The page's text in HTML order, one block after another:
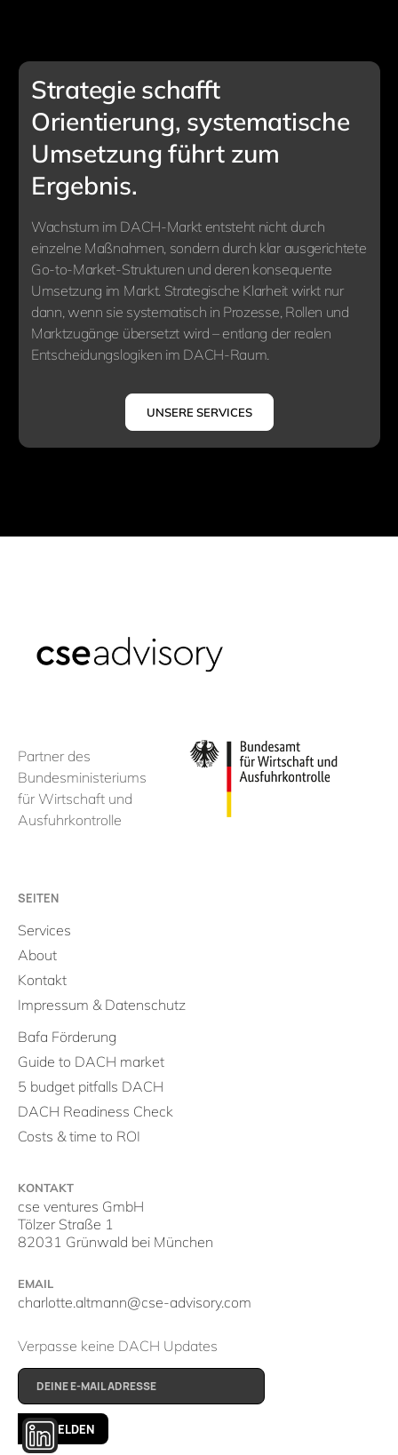
Strategie schafft
Orientierung, systematische
Umsetzung führt zum
Ergebnis.
Wachstum im DACH-Markt entsteht nicht durch
einzelne Maßnahmen, sondern durch klar ausgerichtete
Go-to-Market-Strukturen und deren konsequente
Umsetzung im Markt. Strategische Klarheit wirkt nur
dann, wenn sie systematisch in Prozesse, Rollen und
Marktzugänge übersetzt wird – entlang der realen
Entscheidungslogiken im DACH-Raum.
UNSERE SERVICES
Partner des
Bundesministeriums
für Wirtschaft und
Ausfuhrkontrolle
SEITEN
Services
About
Kontakt
Impressum & Datenschutz
Bafa Förderung
Guide to DACH market
5 budget pitfalls DACH
DACH Readiness Check
Costs & time to ROI
KONTAKT
cse ventures GmbH
Tölzer Straße 1
82031 Grünwald bei München
EMAIL
charlotte.altmann@cse-advisory.com
Verpasse keine DACH Updates